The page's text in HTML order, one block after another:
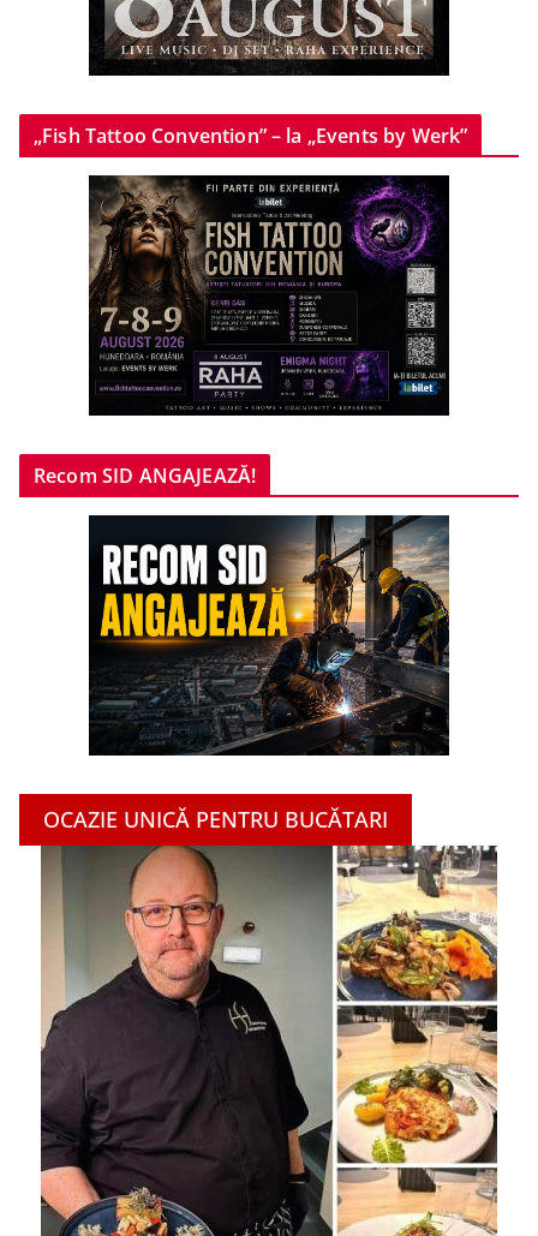
„Fish Tattoo Convention” – la „Events by Werk”
Recom SID ANGAJEAZĂ!
OCAZIE UNICĂ PENTRU BUCĂTARI